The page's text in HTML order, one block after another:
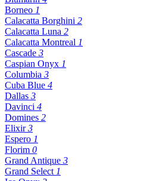
Borneo 1
Calacatta Borghini 2
Calacatta Luna 2
Calacatta Montreal 1
Cascade 3
Caspian Onyx 1
Columbia 3
Cuba Blue 4
Dallas 3
Davinci 4
Domines 2
Elixir3
Espero 1
Florim 0
Grand Antique 3
Grand Select 1